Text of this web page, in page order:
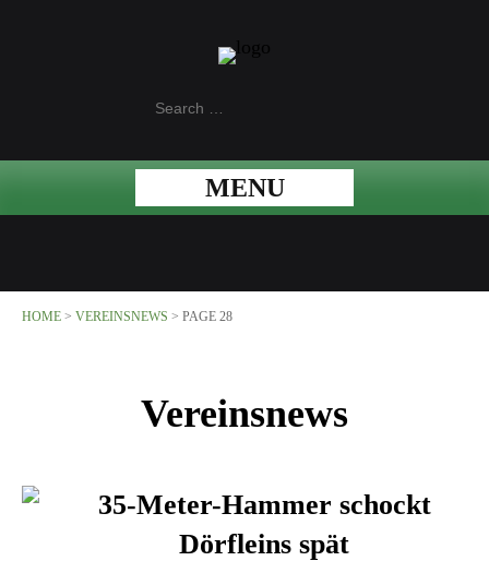
MENU
HOME > VEREINSNEWS > PAGE 28
Vereinsnews
35-Meter-Hammer schockt
Dörfleins spät